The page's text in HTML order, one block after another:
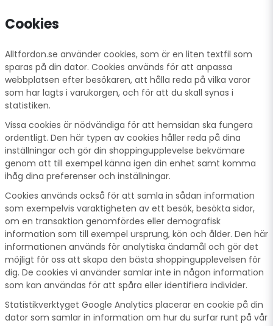
Cookies
Alltfordon.se använder cookies, som är en liten textfil som
sparas på din dator. Cookies används för att anpassa
webbplatsen efter besökaren, att hålla reda på vilka varor
som har lagts i varukorgen, och för att du skall synas i
statistiken.
Vissa cookies är nödvändiga för att hemsidan ska fungera
ordentligt. Den här typen av cookies håller reda på dina
inställningar och gör din shoppingupplevelse bekvämare
genom att till exempel känna igen din enhet samt komma
ihåg dina preferenser och inställningar.
Cookies används också för att samla in sådan information
som exempelvis varaktigheten av ett besök, besökta sidor,
om en transaktion genomfördes eller demografisk
information som till exempel ursprung, kön och ålder. Den här
informationen används för analytiska ändamål och gör det
möjligt för oss att skapa den bästa shoppingupplevelsen för
dig. De cookies vi använder samlar inte in någon information
som kan användas för att spåra eller identifiera individer.
Statistikverktyget Google Analytics placerar en cookie på din
dator som samlar in information om hur du surfar runt på vår